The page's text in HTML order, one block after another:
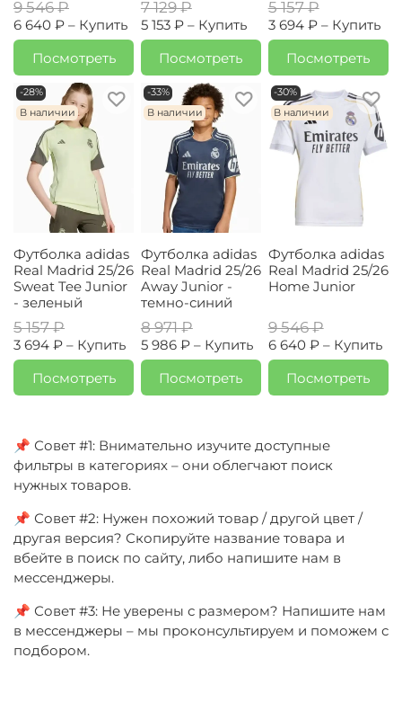
9 546 ₽
6 640 ₽ – Купить
Посмотреть
7 129 ₽
5 153 ₽ – Купить
Посмотреть
5 157 ₽
3 694 ₽ – Купить
Посмотреть
-28%
В наличии
Футболка adidas
Real Madrid 25/26
Sweat Tee Junior
- зеленый
5 157 ₽
3 694 ₽ – Купить
Посмотреть
-33%
В наличии
Футболка adidas
Real Madrid 25/26
Away Junior -
темно-синий
8 971 ₽
5 986 ₽ – Купить
Посмотреть
-30%
В наличии
Футболка adidas
Real Madrid 25/26
Home Junior
9 546 ₽
6 640 ₽ – Купить
Посмотреть
📌 Совет #1: Внимательно изучите доступные
фильтры в категориях – они облегчают поиск
нужных товаров.
📌 Совет #2: Нужен похожий товар / другой цвет /
другая версия? Скопируйте название товара и
вбейте в поиск по сайту, либо напишите нам в
мессенджеры.
📌 Совет #3: Не уверены с размером? Напишите нам
в мессенджеры – мы проконсультируем и поможем с
подбором.